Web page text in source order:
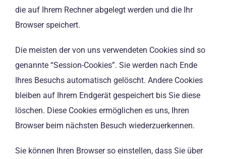
die auf Ihrem Rechner abgelegt werden und die Ihr
Browser speichert.
Die meisten der von uns verwendeten Cookies sind so
genannte “Session-Cookies”. Sie werden nach Ende
Ihres Besuchs automatisch gelöscht. Andere Cookies
bleiben auf Ihrem Endgerät gespeichert bis Sie diese
löschen. Diese Cookies ermöglichen es uns, Ihren
Browser beim nächsten Besuch wiederzuerkennen.
Sie können Ihren Browser so einstellen, dass Sie über